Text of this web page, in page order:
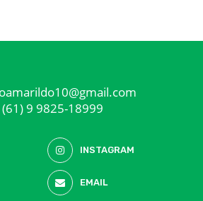
(61) 9 9825-18999
INSTAGRAM
EMAIL